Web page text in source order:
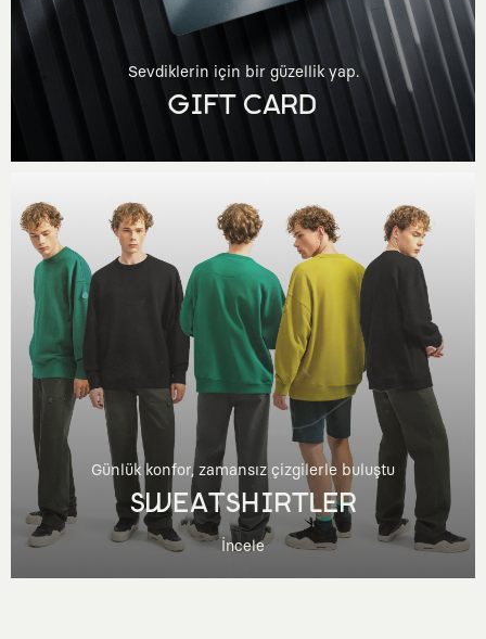
Sevdiklerin için bir güzellik yap.
GIFT CARD
Günlük konfor, zamansız çizgilerle buluştu
SWEATSHIRTLER
İncele